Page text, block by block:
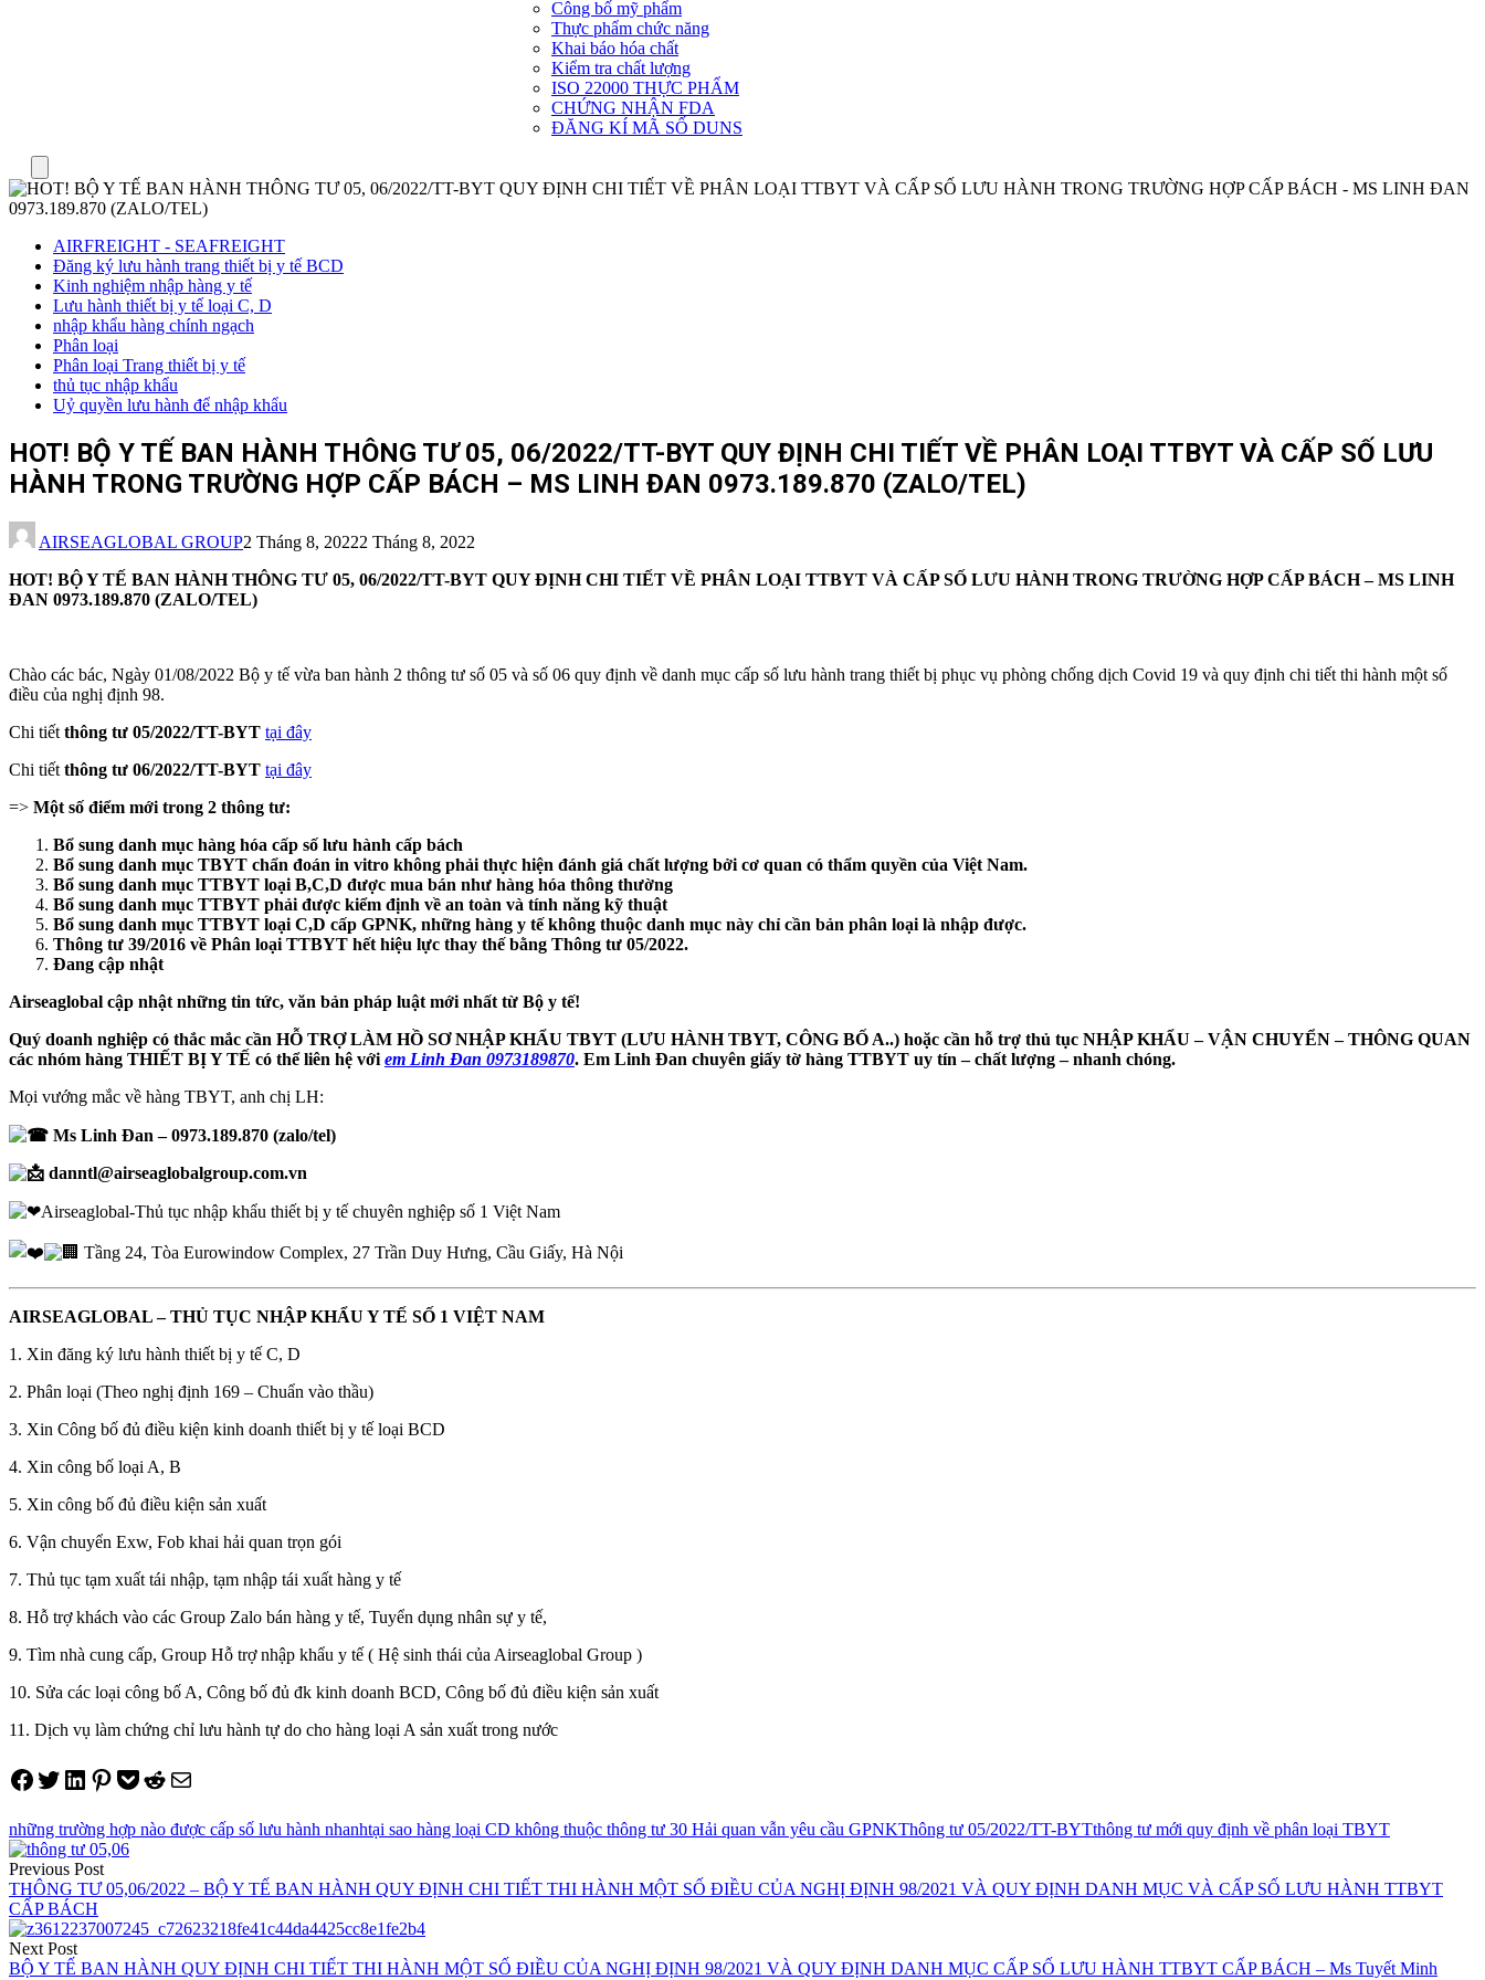
Dịch
vụ
khác
Công bố mỹ phẩm
Thực phẩm chức năng
Khai báo hóa chất
Kiểm tra chất lượng
ISO 22000 THỰC PHẨM
CHỨNG NHẬN FDA
ĐĂNG KÍ MÃ SỐ DUNS
AIRFREIGHT - SEAFREIGHT
Đăng ký lưu hành trang thiết bị y tế BCD
Kinh nghiệm nhập hàng y tế
Lưu hành thiết bị y tế loại C, D
nhập khẩu hàng chính ngạch
Phân loại
Phân loại Trang thiết bị y tế
thủ tục nhập khẩu
Uỷ quyền lưu hành để nhập khẩu
HOT! BỘ Y TẾ BAN HÀNH THÔNG TƯ 05, 06/2022/TT-BYT QUY ĐỊNH CHI TIẾT VỀ PHÂN LOẠI TTBYT VÀ CẤP SỐ LƯU
HÀNH TRONG TRƯỜNG HỢP CẤP BÁCH – MS LINH ĐAN 0973.189.870 (ZALO/TEL)
AIRSEAGLOBAL GROUP2 Tháng 8, 20222 Tháng 8, 2022
HOT! BỘ Y TẾ BAN HÀNH THÔNG TƯ 05, 06/2022/TT-BYT QUY ĐỊNH CHI TIẾT VỀ PHÂN LOẠI TTBYT VÀ CẤP SỐ LƯU HÀNH TRONG TRƯỜNG HỢP CẤP BÁCH – MS LINH
ĐAN 0973.189.870 (ZALO/TEL)
Chào các bác, Ngày 01/08/2022 Bộ y tế vừa ban hành 2 thông tư số 05 và số 06 quy định về danh mục cấp số lưu hành trang thiết bị phục vụ phòng chống dịch Covid 19 và quy định chi tiết thi hành một số
điều của nghị định 98.
Chi tiết thông tư 05/2022/TT-BYT tại đây
Chi tiết thông tư 06/2022/TT-BYT tại đây
=> Một số điểm mới trong 2 thông tư:
Bổ sung danh mục hàng hóa cấp số lưu hành cấp bách
Bổ sung danh mục TBYT chẩn đoán in vitro không phải thực hiện đánh giá chất lượng bởi cơ quan có thẩm quyền của Việt Nam.
Bổ sung danh mục TTBYT loại B,C,D được mua bán như hàng hóa thông thường
Bổ sung danh mục TTBYT phải được kiểm định về an toàn và tính năng kỹ thuật
Bổ sung danh mục TTBYT loại C,D cấp GPNK, những hàng y tế không thuộc danh mục này chỉ cần bản phân loại là nhập được.
Thông tư 39/2016 về Phân loại TTBYT hết hiệu lực thay thế bằng Thông tư 05/2022.
Đang cập nhật
Airseaglobal cập nhật những tin tức, văn bản pháp luật mới nhất từ Bộ y tế!
Quý doanh nghiệp có thắc mắc cần HỖ TRỢ LÀM HỒ SƠ NHẬP KHẨU TBYT (LƯU HÀNH TBYT, CÔNG BỐ A..) hoặc cần hỗ trợ thủ tục NHẬP KHẨU – VẬN CHUYỂN – THÔNG QUAN
các nhóm hàng THIẾT BỊ Y TẾ có thể liên hệ với em Linh Đan 0973189870. Em Linh Đan chuyên giấy tờ hàng TTBYT uy tín – chất lượng – nhanh chóng.
Mọi vướng mắc về hàng TBYT, anh chị LH:
Ms Linh Đan – 0973.189.870 (zalo/tel)
danntl@airseaglobalgroup.com.vn
Airseaglobal-Thủ tục nhập khẩu thiết bị y tế chuyên nghiệp số 1 Việt Nam
Tầng 24, Tòa Eurowindow Complex, 27 Trần Duy Hưng, Cầu Giấy, Hà Nội
AIRSEAGLOBAL – THỦ TỤC NHẬP KHẨU Y TẾ SỐ 1 VIỆT NAM
1. Xin đăng ký lưu hành thiết bị y tế C, D
2. Phân loại (Theo nghị định 169 – Chuẩn vào thầu)
3. Xin Công bố đủ điều kiện kinh doanh thiết bị y tế loại BCD
4. Xin công bố loại A, B
5. Xin công bố đủ điều kiện sản xuất
6. Vận chuyển Exw, Fob khai hải quan trọn gói
7. Thủ tục tạm xuất tái nhập, tạm nhập tái xuất hàng y tế
8. Hỗ trợ khách vào các Group Zalo bán hàng y tế, Tuyển dụng nhân sự y tế,
9. Tìm nhà cung cấp, Group Hỗ trợ nhập khẩu y tế ( Hệ sinh thái của Airseaglobal Group )
10. Sửa các loại công bố A, Công bố đủ đk kinh doanh BCD, Công bố đủ điều kiện sản xuất
11. Dịch vụ làm chứng chỉ lưu hành tự do cho hàng loại A sản xuất trong nước
Share on Facebook
Tweet on Twitter
Share on LinkedIn
Pin on Pinterest
Save to pocket
Share on Reddit
Share via Email
những trường hợp nào được cấp số lưu hành nhanhtại sao hàng loại CD không thuộc thông tư 30 Hải quan vẫn yêu cầu GPNKThông tư 05/2022/TT-BYTthông tư mới quy định về phân loại TBYT
Điều
hướng
bài
viết
Previous Post
THÔNG TƯ 05,06/2022 – BỘ Y TẾ BAN HÀNH QUY ĐỊNH CHI TIẾT THI HÀNH MỘT SỐ ĐIỀU CỦA NGHỊ ĐỊNH 98/2021 VÀ QUY ĐỊNH DANH MỤC VÀ CẤP SỐ LƯU HÀNH TTBYT
CẤP BÁCH
Next Post
BỘ Y TẾ BAN HÀNH QUY ĐỊNH CHI TIẾT THI HÀNH MỘT SỐ ĐIỀU CỦA NGHỊ ĐỊNH 98/2021 VÀ QUY ĐỊNH DANH MỤC CẤP SỐ LƯU HÀNH TTBYT CẤP BÁCH – Ms Tuyết Minh